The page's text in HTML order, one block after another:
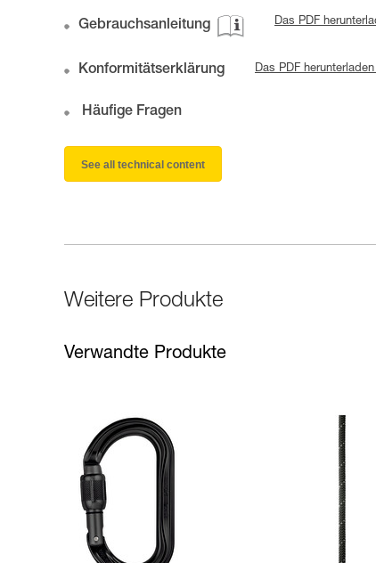
Gebrauchsanleitung Das PDF
Konformitätserklärung Das PDF
Häufige Fragen
See all technical content
Weitere Produkte
Verwandte Produkte